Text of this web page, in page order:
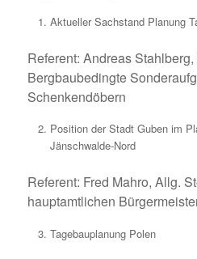
Aktueller Sachstand Planung
Referent: Andreas
Bergbaubedingte
Schenkendöbern
Position der Stadt Guben im
Jänschwalde-Nord
Referent: Fred Mahro, Allg.
hauptamtlichen
Tagebauplanung Polen